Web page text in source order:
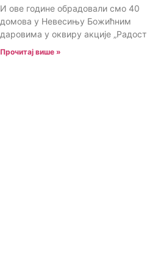
И ове године обрадовали смо 40
домова у Невесињу Божићним
даровима у оквиру акције „Радост
Прочитај више »